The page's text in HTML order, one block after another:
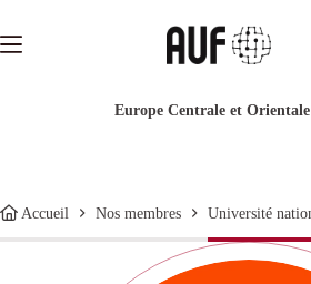
contenu
Europe Centrale et Orientale
Accueil Nos membres